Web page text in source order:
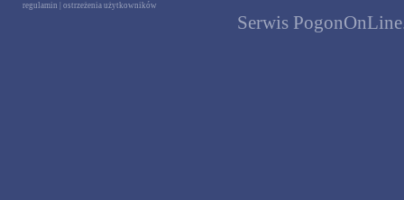
regulamin
ostrzeżenia użytkowników
Serwis